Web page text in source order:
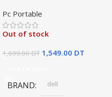
Pc Portable
Out of stock
1,699.00DT 1,549.00 DT
BRAND dell